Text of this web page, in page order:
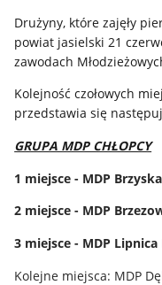
Drużyny, które zajęły
powiat jasielski 21
zawodach
Kolejność czołowych
przedstawia się
GRUPA MDP CHŁOPCY
1 miejsce - MDP
2 miejsce - MDP
3 miejsce - MDP
Kolejne miejsca: MDP